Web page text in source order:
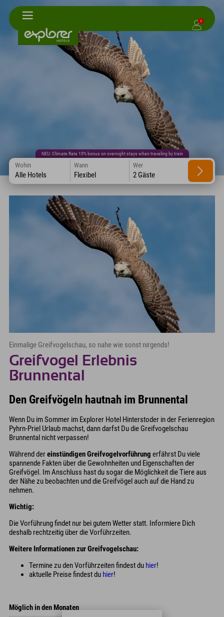
1
NEU: Climate Rate 10% bonus on overnight stays when traveling by train
Wohin
Alle Hotels
Wann
Flexibel
Wer
2 Gäste
Einmalige Greifvogelschau, so nahe wie sonst nirgends!
Greifvogel Erlebnis
Brunnental
Den Greifvögeln hautnah im Brunnental
Wenn Du im Sommer im Explorer Hotel Hinterstoder in der Ferienregion
Pyhrn-Priel Urlaub machst, dann darfst Du die Greifvogelschau
Brunnental nicht verpassen!
Während dereinstündigen Greifvogelvorführung erfährst Du viele
spannende Fakten über die Gewohnheiten und Eigenschaften der
Greifvögel. Im Anschluss hast du sogar die Möglichkeit die Tiere aus
der Nähe zu beobachten und die Greifvögel auch auf die Hand zu
nehmen.
Wichtig:
Die Vorführung findet nur bei gutem Wetter statt. Informiere Dich
deshalb rechtzeitig über die Vorführzeiten.
Weitere Informationen zur Greifvogelschau:
Termine zu den Vorführzeiten findest du hier!
aktuelle Preise findest du hier!
Möglich in den Monaten